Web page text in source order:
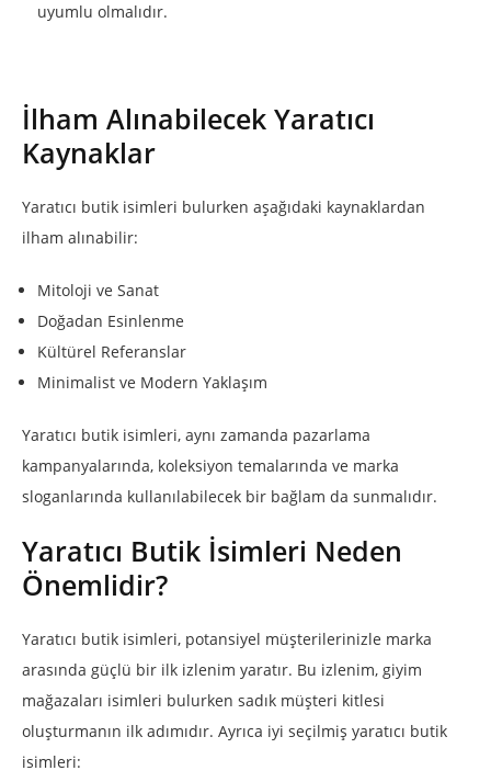
uyumlu olmalıdır.
İlham Alınabilecek Yaratıcı
Kaynaklar
Yaratıcı butik isimleri bulurken aşağıdaki kaynaklardan
ilham alınabilir:
Mitoloji ve Sanat
Doğadan Esinlenme
Kültürel Referanslar
Minimalist ve Modern Yaklaşım
Yaratıcı butik isimleri, aynı zamanda pazarlama
kampanyalarında, koleksiyon temalarında ve marka
sloganlarında kullanılabilecek bir bağlam da sunmalıdır.
Yaratıcı Butik İsimleri Neden
Önemlidir?
Yaratıcı butik isimleri, potansiyel müşterilerinizle marka
arasında güçlü bir ilk izlenim yaratır. Bu izlenim, giyim
mağazaları isimleri bulurken sadık müşteri kitlesi
oluşturmanın ilk adımıdır. Ayrıca iyi seçilmiş yaratıcı butik
isimleri: